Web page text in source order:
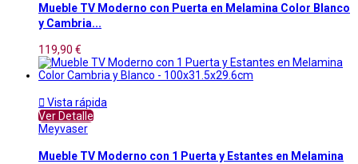
Mueble TV Moderno con Puerta en Melamina Color Blanco
y Cambria...
119,90 €
 Vista rápida
Ver Detalle
Meyvaser
Mueble TV Moderno con 1 Puerta y Estantes en Melamina